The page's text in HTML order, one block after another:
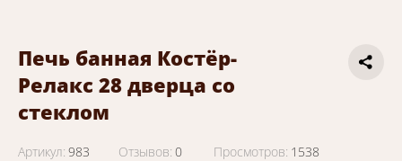
Печь банная Костёр-
Релакс 28 дверца со
стеклом
Артикул: 983 Отзывов: 0 Просмотров: 1538